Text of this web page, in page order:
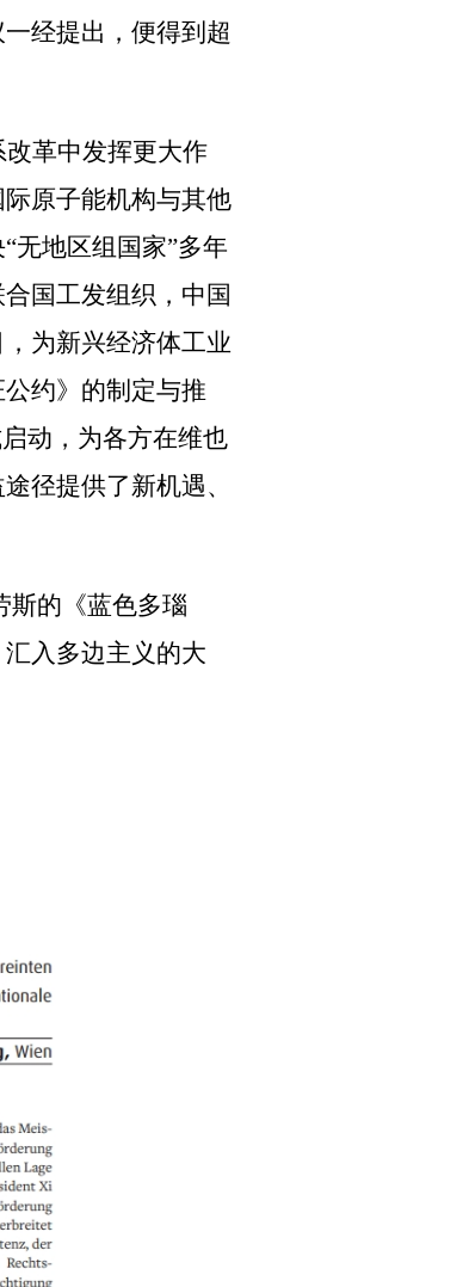
经提出，便得到超
革中发挥更大作
原子能机构与其他
无地区组国家”多年
国工发组织，中国
为新兴经济体工业
约》的制定与推
动，为各方在维也
径提供了新机遇、
斯的《蓝色多瑙
入多边主义的大